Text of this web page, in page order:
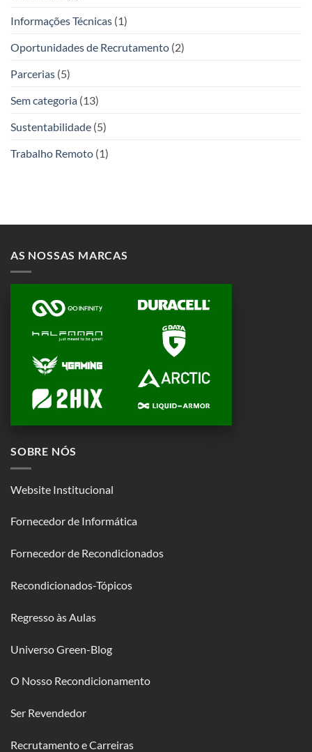
Informações Técnicas (1)
Oportunidades de Recrutamento (2)
Parcerias (5)
Sem categoria (13)
Sustentabilidade (5)
Trabalho Remoto (1)
AS NOSSAS MARCAS
SOBRE NÓS
Website Institucional
Fornecedor de Informática
Fornecedor de Recondicionados
Recondicionados-Tópicos
Regresso às Aulas
Universo Green-Blog
O Nosso Recondicionamento
Ser Revendedor
Recrutamento e Carreiras